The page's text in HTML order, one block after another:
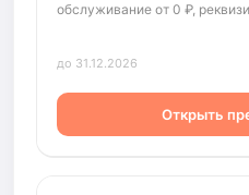
обслуживание от 0 ₽,
до 31.12.2026
Открыть